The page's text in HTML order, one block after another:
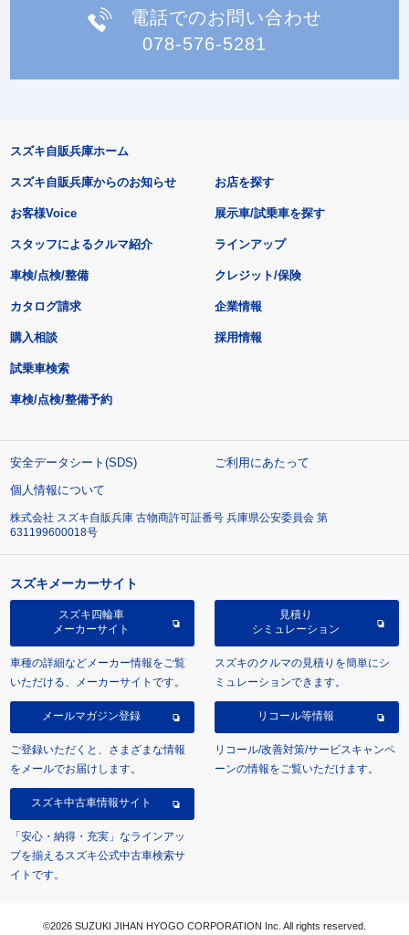
電話でのお問い合わせ
078-576-5281
スズキ自販兵庫ホーム
スズキ自販兵庫からのお知らせ
お客様Voice
スタッフによるクルマ紹介
お店を探す
展示車/試乗車を探す
ラインアップ
車検/点検/整備 クレジット/保険
カタログ請求
購入相談
試乗車検索
車検/点検/整備予約
企業情報
採用情報
安全データシート(SDS)
ご利用にあたって
個人情報について
株式会社 スズキ自販兵庫 古物商許可証番号 兵庫県公安委員会 第
631199600018号
スズキメーカーサイト
スズキ四輪車
メーカーサイト
車種の詳細などメーカー情報をご覧
いただける、メーカーサイトです。
見積り
シミュレーション
スズキのクルマの見積りを簡単にシ
ミュレーションできます。
メールマガジン登録
ご登録いただくと、さまざまな情報
をメールでお届けします。
リコール等情報
リコール/改善対策/サービスキャンペ
ーンの情報をご覧いただけます。
スズキ中古車情報サイト
「安心・納得・充実」なラインアッ
プを揃えるスズキ公式中古車検索サ
イトです。
©2026 SUZUKI JIHAN HYOGO CORPORATION Inc. All rights reserved.